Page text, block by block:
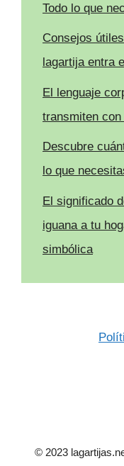
Todo lo que
Consejos
lagartija entra
El lenguaje
transmiten
Descubre
lo que
El significado
iguana a tu
simbólica
© 2023